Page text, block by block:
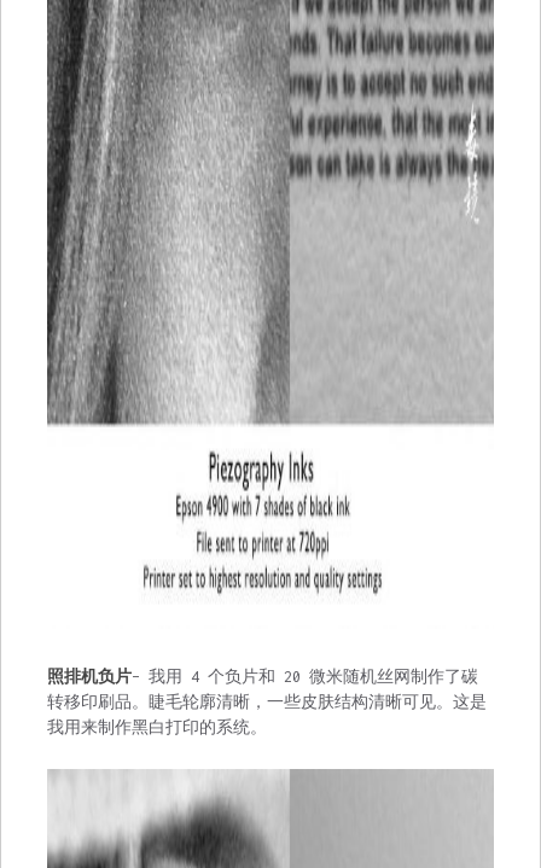
照排机负片– 我用 4 个负片和 20 微米随机丝网制作了碳
转移印刷品。睫毛轮廓清晰，一些皮肤结构清晰可见。这是
我用来制作黑白打印的系统。